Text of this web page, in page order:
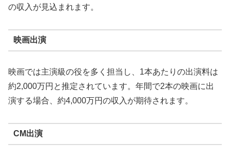
の収入が見込まれます。
映画出演
映画では主演級の役を多く担当し、1本あたりの出演料は
約2,000万円と推定されています。年間で2本の映画に出
演する場合、約4,000万円の収入が期待されます。
CM出演